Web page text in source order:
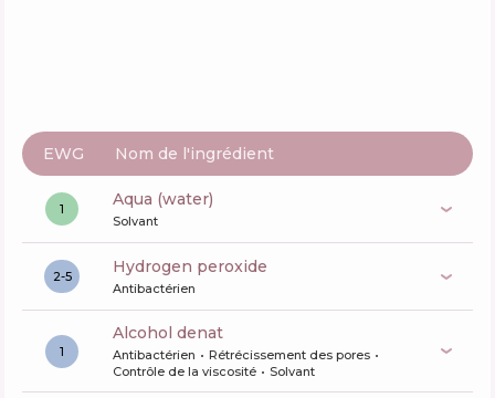
EWG Nom de l'ingrédient
1 aqua (water)
Solvant
2-5 hydrogen peroxide
Antibactérien
1
alcohol denat
Antibactérien
Rétrécissement des pores
Contrôle de la viscosité
Solvant